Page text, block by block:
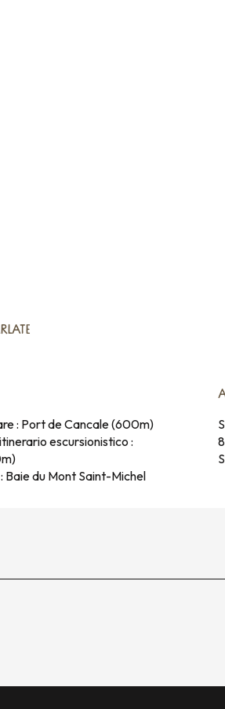
: Port de Cancale(600m)
escursionistico :
Baie du Mont Saint-Michel